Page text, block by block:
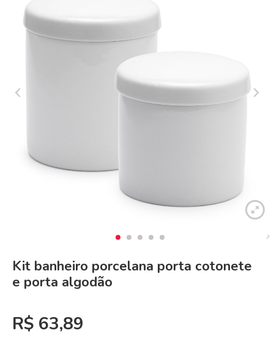
Kit banheiro porcelana porta cotonete
e porta algodão
R$ 63,89